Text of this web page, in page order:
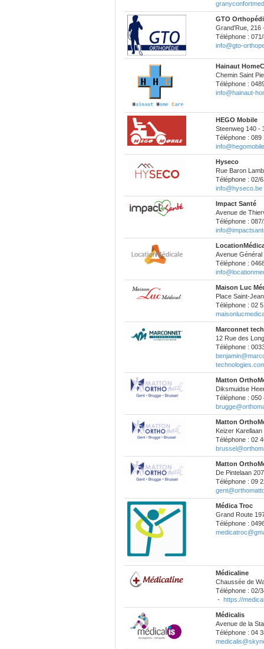
GTO
Grand'Rue, 216
Téléphone :
info@gto-
Hainaut
Chemin Saint
Téléphone :
info@hainaut-
HEGO Mobile
Steenweg 140 -
Téléphone : 089
Hyseco
Rue Baron
Téléphone : 02/
info@hyseco.be
Impact Santé
Avenue de
Téléphone :
Avenue Général
Téléphone :
Maison Luc
Place Saint-
Téléphone : 02
Marconnet
12 Rue des
Téléphone :
Matton
Diksmuidse
Téléphone : 050
Matton
Keizer
Téléphone : 02
Matton
De Pintelaan
Téléphone : 09
Médica Troc
Grand Route
Téléphone :
Médicaline
Chaussée de
Téléphone : 02/
- https://
Médicalis
Avenue de la
Téléphone : 04